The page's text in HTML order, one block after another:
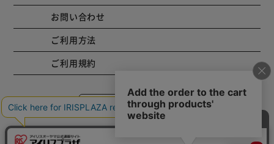
お問い合わせ
ご利用方法
ご利用規約
コーポレートサイト